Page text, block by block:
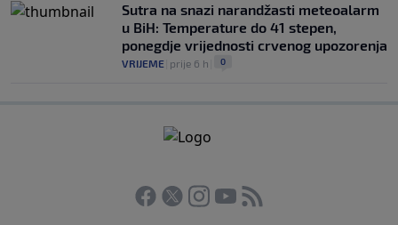
Sutra na snazi narandžasti meteoalarm
u BiH: Temperature do 41 stepen,
ponegdje vrijednosti crvenog upozorenja
VRIJEME prije 6 h 0